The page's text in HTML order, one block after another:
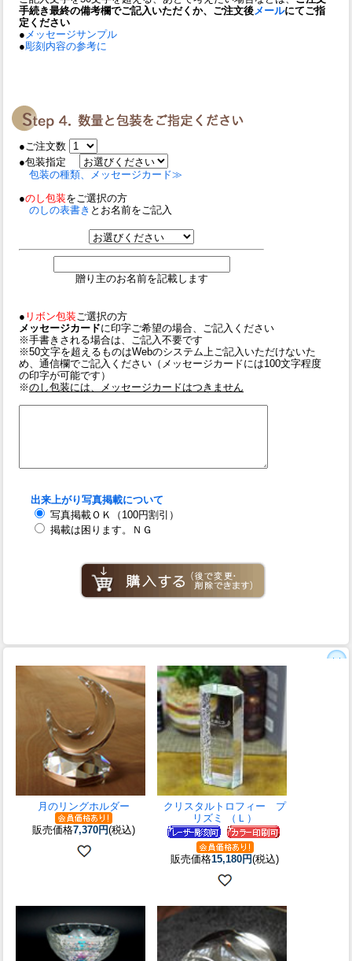
手続き最終の備考欄でご記入いただくか、ご注文後 メールにてご指
定ください
● メッセージサンプル
●彫刻内容の参考に
●ご注文数
●包装指定
包装の種類、メッセージカード≫
●のし包装をご選択の方
のしの表書き とお名前をご記入
贈り主のお名前を記載します
● リボン包装 ご選択の方
メッセージカードに印字ご希望の場合、ご記入ください
※手書きされる場合は、ご記入不要です
※50文字を超えるものはWebのシステム上ご記入いただけないた
め、通信欄でご記入ください（メッセージカードには100文字程度
の印字が可能です）
※のし包装には、メッセージカードはつきません
出来上がり写真掲載について
写真掲載ＯＫ（100円割引）
掲載は困ります。ＮＧ
月のリングホルダー
販売価格7,370円(税込)
クリスタルトロフィー プ
リズミ （Ｌ）
販売価格15,180円(税込)